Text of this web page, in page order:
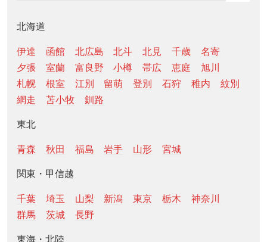
北海道
伊達 函館 北広島 北斗 北見 千歳
名寄
夕張
室蘭 富良野 小樽 帯広 恵庭
旭川
札幌
根室 江別 留萌 登別 石狩 稚内
紋別
網走
苫小牧 釧路
東北
青森 秋田 福島 岩手 山形 宮城
関東・甲信越
千葉 埼玉 山梨 新潟 東京 栃木
神奈川
群馬
茨城 長野
東海・北陸